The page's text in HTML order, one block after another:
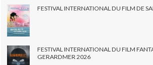
FESTIVAL INTERNATIONAL DU FILM DE
FESTIVAL INTERNATIONAL DU FILM
GERARDMER 2026